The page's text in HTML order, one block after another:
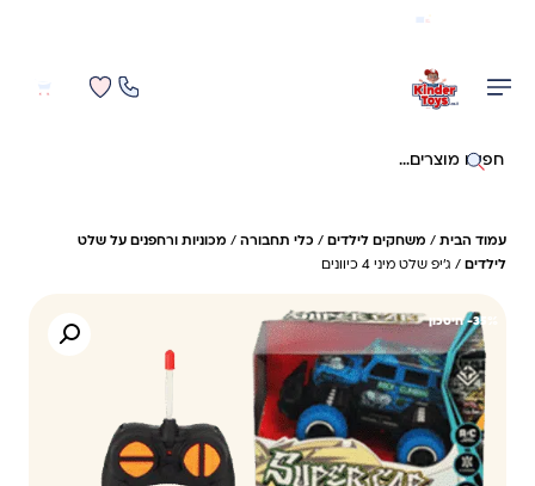
חיפוש באתר
עמוד הבית / משחקים לילדים / כלי תחבורה / מכוניות ורחפנים על שלט
לילדים / ג'יפ שלט מיני 4 כיוונים
35%- חיסכון